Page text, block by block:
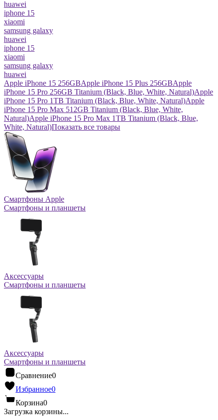
huawei
iphone 15
xiaomi
samsung galaxy
huawei
iphone 15
xiaomi
samsung galaxy
huawei
Apple iPhone 15 256GBApple iPhone 15 Plus 256GBApple
iPhone 15 Pro 256GB Titanium (Black, Blue, White, Natural)Apple
iPhone 15 Pro 1TB Titanium (Black, Blue, White, Natural)Apple
iPhone 15 Pro Max 512GB Titanium (Black, Blue, White,
Natural)Apple iPhone 15 Pro Max 1TB Titanium (Black, Blue,
White, Natural)Показать все товары
Смартфоны Apple
Смартфоны и планшеты
Аксессуары
Смартфоны и планшеты
Аксессуары
Смартфоны и планшеты
Сравнение0
Избранное0
Корзина0
Загрузка корзины...